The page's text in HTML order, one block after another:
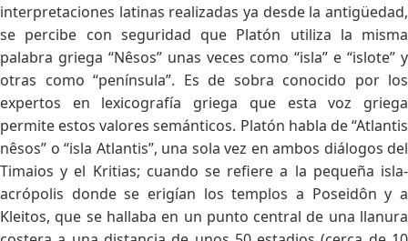
interpretaciones latinas realizadas ya desde la antigüedad,
se percibe con seguridad que Platón utiliza la misma
palabra griega “Nêsos” unas veces como “isla” e “islote” y
otras como “península”. Es de sobra conocido por los
expertos en lexicografía griega que esta voz griega
permite estos valores semánticos. Platón habla de “Atlantis
nêsos” o “isla Atlantis”, una sola vez en ambos diálogos del
Timaios y el Kritias; cuando se refiere a la pequeña isla-
acrópolis donde se erigían los templos a Poseidôn y a
Kleitos, que se hallaba en un punto central de una llanura